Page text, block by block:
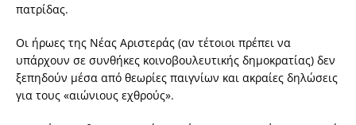
πατρίδας.
Οι ήρωες της Νέας Αριστεράς (αν τέτοιοι πρέπει να
υπάρχουν σε συνθήκες κοινοβουλευτικής δημοκρατίας) δεν
ξεπηδούν μέσα από θεωρίες παιγνίων και ακραίες δηλώσεις
για τους «αιώνιους εχθρούς».